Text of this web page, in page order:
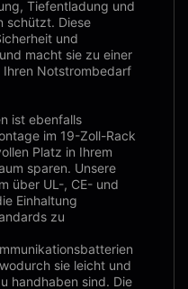
Tiefentladung und
schützt. Diese
und
macht sie zu einer
Notstrombedarf
ist ebenfalls
im 19-Zoll-Rack
Platz in Ihrem
sparen. Unsere
über UL-, CE- und
Einhaltung
zu
sie leicht und
handhaben sind. Die